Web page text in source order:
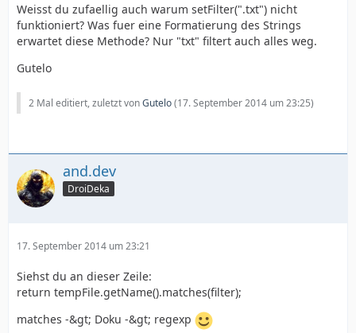
Weisst du zufaellig auch warum setFilter(".txt") nicht
funktioniert? Was fuer eine Formatierung des Strings
erwartet diese Methode? Nur "txt" filtert auch alles weg.
Gutelo
2 Mal editiert, zuletzt vonGutelo(17. September 2014 um 23:25)
and.dev
DroiDeka
17. September 2014 um 23:21
Siehst du an dieser Zeile:
return tempFile.getName().matches(filter);
matches -&gt; Doku -&gt; regexp